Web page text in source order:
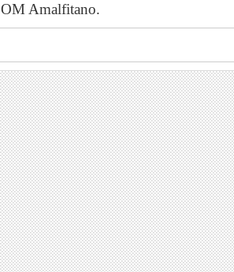
OM Amalfitano.